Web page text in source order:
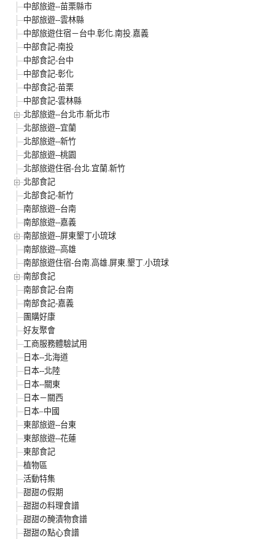
中部旅遊--苗栗縣市
中部旅遊--雲林縣
中部旅遊住宿－台中.彰化.南投.嘉義
中部食記-南投
中部食記-台中
中部食記-彰化
中部食記-苗栗
中部食記-雲林縣
北部旅遊--台北市.新北市
北部旅遊--宜蘭
北部旅遊--新竹
北部旅遊--桃園
北部旅遊住宿-台北.宜蘭.新竹
北部食記
北部食記-新竹
南部旅遊--台南
南部旅遊--嘉義
南部旅遊--屏東墾丁小琉球
南部旅遊--高雄
南部旅遊住宿-台南.高雄.屏東.墾丁.小琉球
南部食記
南部食記-台南
南部食記-嘉義
團購好康
好友聚會
工商服務體驗試用
日本--北海道
日本--北陸
日本--關東
日本－關西
日本–中國
東部旅遊--台東
東部旅遊--花蓮
東部食記
植物區
活動特集
甜甜の假期
甜甜の料理食譜
甜甜の醃漬物食譜
甜甜の點心食譜